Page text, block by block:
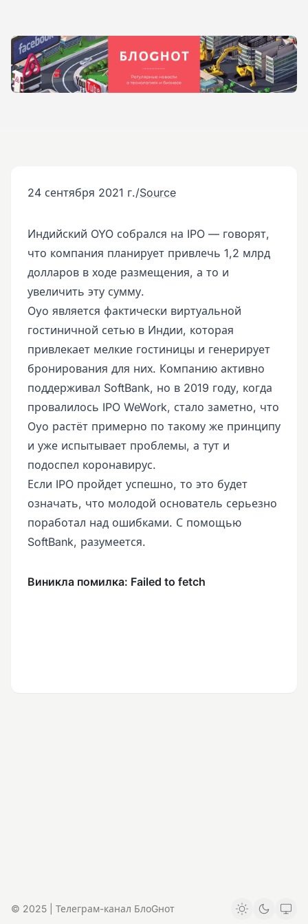
24 сентября 2021 г./Source
Индийский OYO собрался на IPO — говорят,
что компания планирует привлечь 1,2 млрд
долларов в ходе размещения, а то и
увеличить эту сумму.
Oyo является фактически виртуальной
гостиничной сетью в Индии, которая
привлекает мелкие гостиницы и генерирует
бронирования для них. Компанию активно
поддерживал SoftBank, но в 2019 году, когда
провалилось IPO WeWork, стало заметно, что
Oyo растёт примерно по такому же принципу
и уже испытывает проблемы, а тут и
подоспел коронавирус.
Если IPO пройдет успешно, то это будет
означать, что молодой основатель серьезно
поработал над ошибками. С помощью
SoftBank, разумеется.
© 2025 | Телеграм-канал БлоGнот